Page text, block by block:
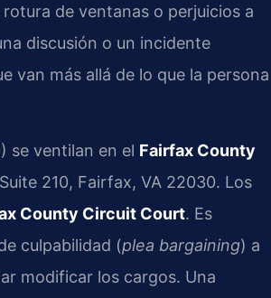
de ventanas o perjuicios a
discusión o un incidente
van más allá de lo que la persona
se ventilan en el Fairfax County
210, Fairfax, VA 22030. Los
County Circuit Court. Es
culpabilidad (plea bargaining) a
modificar los cargos. Una